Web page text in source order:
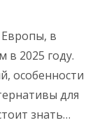
Европы, в
в 2025 году.
особенности
для
знать